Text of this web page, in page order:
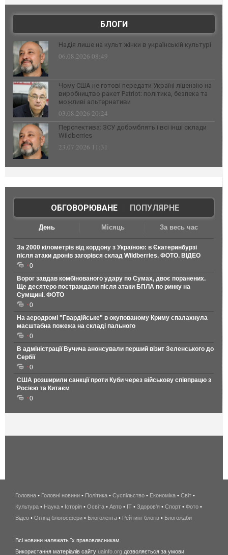
БЛОГИ
Надія лише на культ жінки в українській культурі
06.08.2026 08:49
Чому США не готові передати Україні ліцензію на
виробництво ракет Patriot: політика, безпека та
можливі альтернативи
03.08.2026 20:24
Перспектива: ЗСУ добомблять і всі інші склади
Wildberries
23.07.2026 11:31
ОБГОВОРЮВАНЕ| ПОПУЛЯРНЕ
День Місяць За весь час
За 2000 кілометрів від кордону з Україною: в Єкатеринбурзі
після атаки дронів загорівся склад Wildberries. ФОТО. ВІДЕО
0
Ворог завдав комбінованого удару по Сумах, двоє поранених.
Ще десятеро постраждали після атаки БПЛА по ринку на
Сумщині. ФОТО
0
На аеродромі "Гвардійське" в окупованому Криму спалахнула
масштабна пожежа на складі пального
0
В адміністрації Вучича анонсували перший візит Зеленського до
Сербії
0
США розширили санкції проти Куби через військову співпрацю з
Росією та Китаєм
0
беспроводной
интернет
киев
wimax
Головна • Головні новини • Політика • Суспільство • Економіка • Світ •
Культура • Наука • Історія • Освіта • Авто • IT • Здоров'я • Спорт • Фото •
Відео • Огляд блогосфери • Блоголента • Рейтинг блогів • Блогожаби
Всі новини належать їх правовласникам.
Використання матеріалів сайту uainfo.org дозволяється за умови